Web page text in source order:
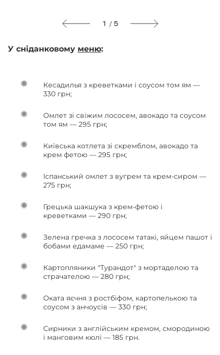
1 / 5
У сніданковому меню:
Кесадилья з креветками і соусом том ям —
330 грн;
Омлет зі свіжим лососем, авокадо та соусом
том ям — 295 грн;
Київська котлета зі скремблом, авокадо та
крем фетою — 295 грн;
Іспанський омлет з вугрем та крем-сиром —
275 грн;
Грецька шакшука з крем-фетою і
креветками — 290 грн;
Зелена гречка з лососем татакі, яйцем пашот і
бобами едамаме — 250 грн;
Картопляники "Турандот" з мортаделою та
страчателою — 280 грн;
Оката яєчня з ростбіфом, картопелькою та
соусом з анчоусів — 330 грн;
Сирники з англійським кремом, смородиною
і манговим кюлі — 185 грн.